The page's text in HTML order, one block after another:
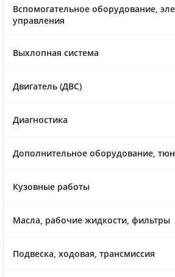
Вспомогательное оборудование,
управления
Выхлопная система
Двигатель (ДВС)
Диагностика
Дополнительное оборудование,
Кузовные работы
Масла, рабочие жидкости, фильтры
Подвеска, ходовая, трансмиссия